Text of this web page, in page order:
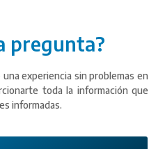
pregunta?
experiencia sin problemas en
toda la información que
informadas.